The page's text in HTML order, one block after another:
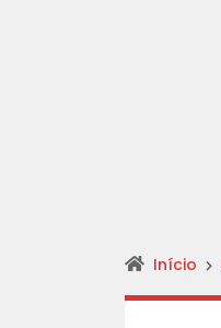
Início